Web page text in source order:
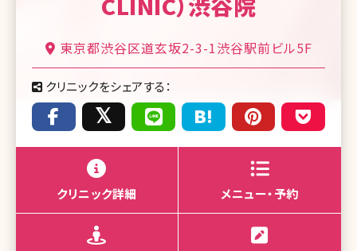
東京都渋谷区道玄坂2-3-1渋谷駅前ビル5F
クリニックをシェアする：
クリニック詳細 メニュー・予約